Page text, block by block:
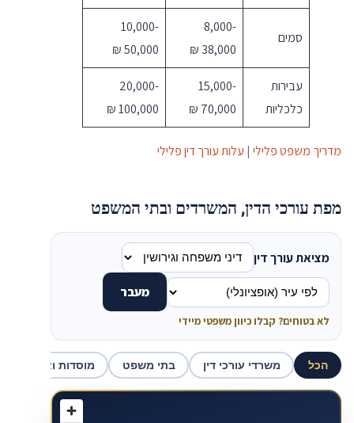
סמים
8,000-
38,000 ₪
10,000-
50,000 ₪
עבירות
כלכליות
15,000-
70,000 ₪
20,000-
100,000 ₪
מדריך משפט פלילי | עלות עורך דין פלילי
מפת עורכי הדין, המשרדים ובתי המשפט
מציאת עורך דין
מעבר
לא בטוחים? קבלו כיוון משפטי מיידי
הכל משרדי עורכי דין בתי משפט מוסדות ואכיפה